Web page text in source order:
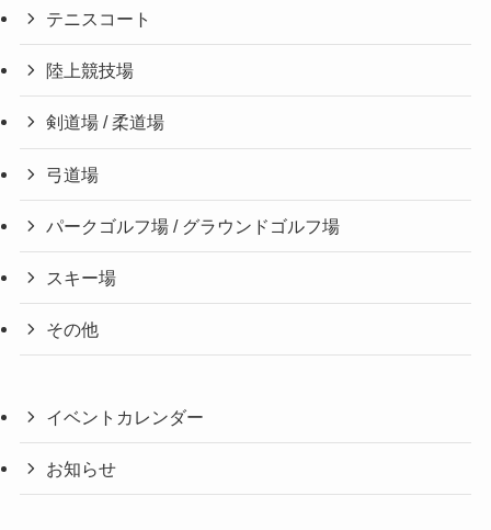
テニスコート
陸上競技場
剣道場 / 柔道場
弓道場
パークゴルフ場 / グラウンドゴルフ場
スキー場
その他
イベントカレンダー
お知らせ